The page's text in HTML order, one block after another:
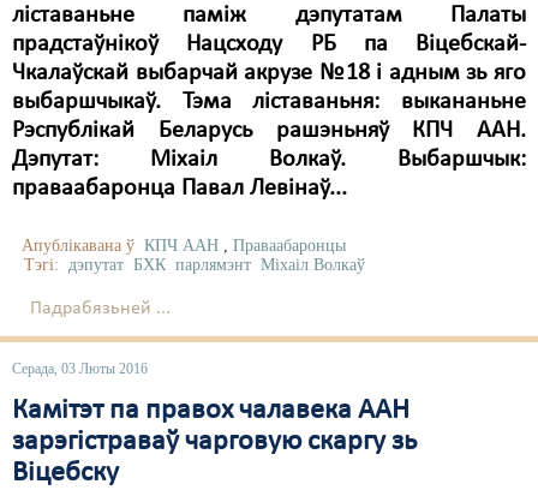
ліставаньне паміж дэпутатам Палаты
прадстаўнікоў Нацсходу РБ па Віцебскай-
Чкалаўскай выбарчай акрузе №18 і адным зь яго
выбаршчыкаў. Тэма ліставаньня: выкананьне
Рэспублікай Беларусь рашэньняў КПЧ ААН.
Дэпутат: Міхаіл Волкаў. Выбаршчык:
праваабаронца Павал Левінаў...
Апублікавана ў КПЧ ААН
Праваабаронцы
Тэгі:
дэпутат БХК парлямэнт Міхаіл Волкаў
Падрабязьней ...
Серада, 03 Люты 2016
Камітэт па правох чалавека ААН
зарэгістраваў чарговую скаргу зь
Віцебску